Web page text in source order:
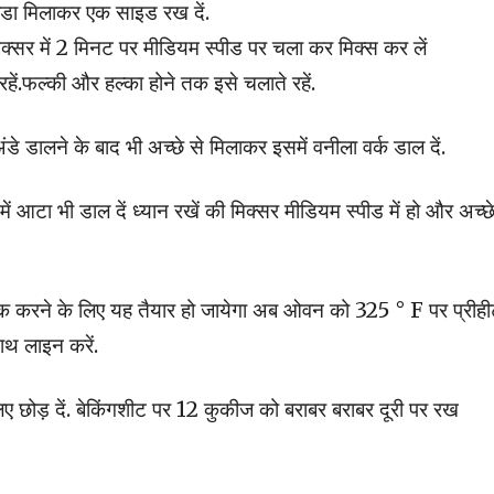
मिलाकर एक साइड रख दें.
में 2 मिनट पर मीडियम स्पीड पर चला कर मिक्स कर लें
और हल्का होने तक इसे चलाते रहें.
डालने के बाद भी अच्छे से मिलाकर इसमें वनीला वर्क डाल दें.
भी डाल दें ध्यान रखें की मिक्सर मीडियम स्पीड में हो और
के लिए यह तैयार हो जायेगा अब ओवन को 325 ° F पर
लाइन करें.
दें. बेकिंगशीट पर 12 कुकीज को बराबर बराबर दूरी पर रख